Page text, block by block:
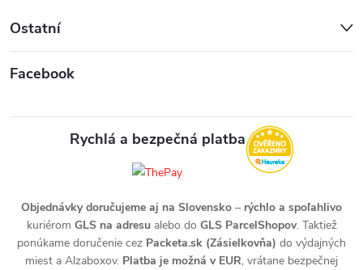
Ostatní
Facebook
Rychlá a bezpečná platba
Objednávky doručujeme aj na Slovensko – rýchlo a spoľahlivo
kuriérom GLS na adresualebo do GLS ParcelShopov. Taktiež
ponúkame doručenie cez Packeta.sk (Zásielkovňa) do výdajných
miest a Alzaboxov. Platba je možná v EUR, vrátane bezpečnej